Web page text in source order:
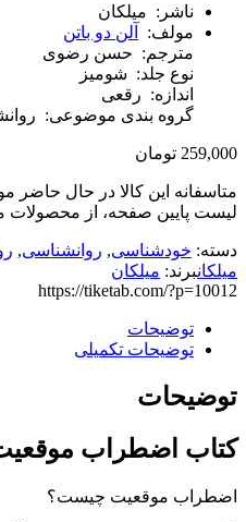
ناشر: میلکان
مولف:
آلن دو باتن
مترجم: حسن رضوی
نوع جلد: شومیز
اندازه: رقعی
گروه بندی موضوعی:
259,000 تومان
متاسفانه این کالا در حال حاضر
لیست پایین صفحه، از محصولات
دسته: خودشناسی, روانشناسی,
میلکانبرند: میلکان
https://tiketab.com/?p=10012
توضیحات
توضیحات تکمیلی
توضیحات
کتاب اضطراب
اضطراب موقعیت چیست؟